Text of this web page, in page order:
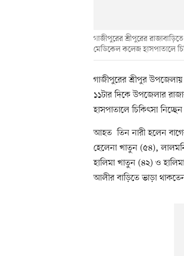
গাজীপুরের শ্রীপুরের
মেডিকেল কলেজ হাসপাতালে
গাজীপুরের শ্রীপুর
১১টার দিকে উপজেলার
হাসপাতালে চিকিৎসা
আহত তিন নারী হলেন
হেলেনা খাতুন (৫৪),
হালিমা খাতুন (৪২) ও
আলীর বাড়িতে ভাড়া